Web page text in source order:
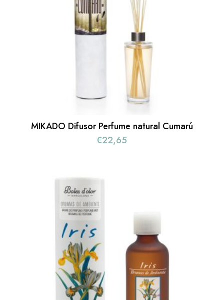
MIKADO Difusor Perfume natural Cumarú
€22,65